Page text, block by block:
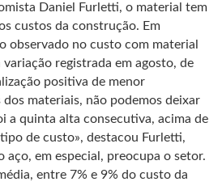
Daniel Furletti, o material tem
custos da construção. Em
observado no custo com material
registrada em agosto, de
positiva de menor
materiais, não podemos deixar
a quinta alta consecutiva, acima de
de custo», destacou Furletti,
aço, em especial, preocupa o setor.
entre 7% e 9% do custo da